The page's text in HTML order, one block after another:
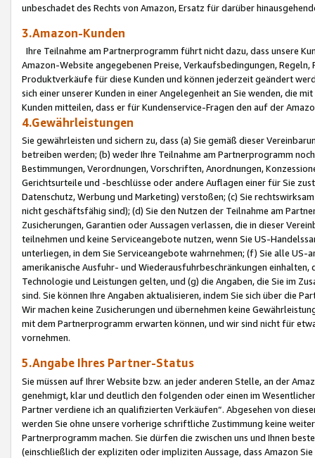
unbeschadet des Rechts von Amazon, Ersatz für darüber
3.Amazon-Kunden
Ihre Teilnahme am Partnerprogramm führt nicht dazu, dass unsere
Amazon-Website angegebenen Preise, Verkaufsbedingungen,
Produktverkäufe für diese Kunden und können jederzeit geändert
sich einer unserer Kunden in einer Angelegenheit an Sie wenden, die
Kunden mitteilen, dass er für Kundenservice-Fragen den auf der
4.Gewährleistungen
Sie gewährleisten und sichern zu, dass (a) Sie gemäß dieser
betreiben werden; (b) weder Ihre Teilnahme am Partnerprogramm
Bestimmungen, Verordnungen, Vorschriften, Anordnungen,
Gerichtsurteile und -beschlüsse oder andere Auflagen einer für Sie
Datenschutz, Werbung und Marketing) verstoßen; (c) Sie
nicht geschäftsfähig sind); (d) Sie den Nutzen der Teilnahme am
Zusicherungen, Garantien oder Aussagen verlassen, die in dieser
teilnehmen und keine Serviceangebote nutzen, wenn Sie US-
unterliegen, in dem Sie Serviceangebote wahrnehmen; (f) Sie alle
amerikanische Ausfuhr- und Wiederausfuhrbeschränkungen
Technologie und Leistungen gelten, und (g) die Angaben, die Sie im
sind. Sie können Ihre Angaben aktualisieren, indem Sie sich über die
Wir machen keine Zusicherungen und übernehmen keine
mit dem Partnerprogramm erwarten können, und wir sind nicht für
vornehmen.
5.Angabe Ihres Partner-Status
Sie müssen auf Ihrer Website bzw. an jeder anderen Stelle, an der
genehmigt, klar und deutlich den folgenden oder einen im
Partner verdiene ich an qualifizierten Verkäufen“. Abgesehen von
werden Sie ohne unsere vorherige schriftliche Zustimmung keine
Partnerprogramm machen. Sie dürfen die zwischen uns und Ihnen
(einschließlich der expliziten oder impliziten Aussage, dass Amazon